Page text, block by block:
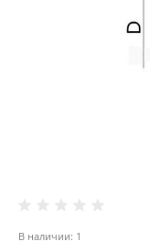
В наличии: 1